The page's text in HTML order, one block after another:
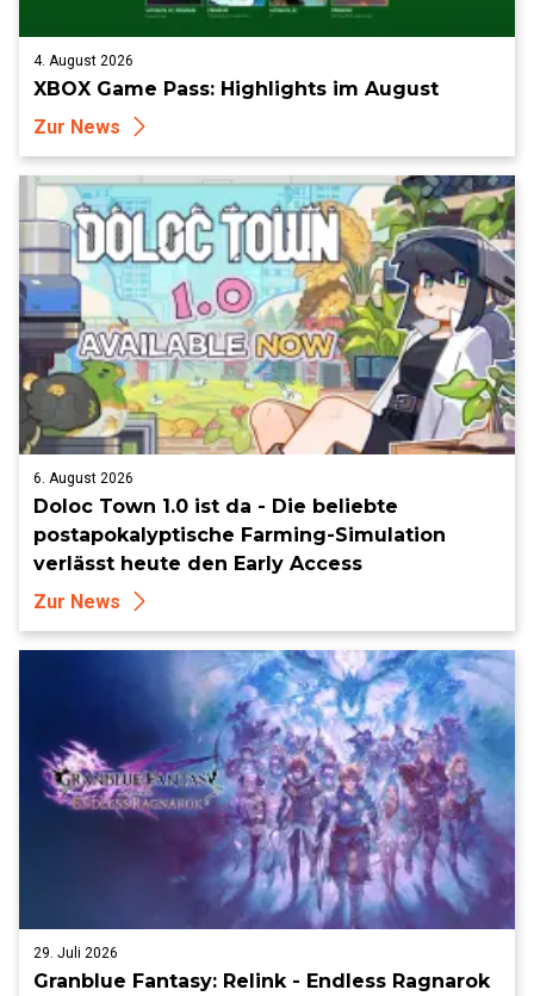
4. August 2026
XBOX Game Pass: Highlights im August
Zur News
6. August 2026
Doloc Town 1.0 ist da - Die beliebte
postapokalyptische Farming-Simulation
verlässt heute den Early Access
Zur News
29. Juli 2026
Granblue Fantasy: Relink - Endless Ragnarok